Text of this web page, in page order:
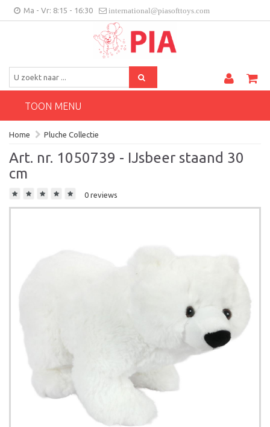
Ma - Vr: 8:15 - 16:30 international@piasofttoys.com
Klantenfeedback
BE/NL
TOON MENU
Home Pluche Collectie
Art. nr. 1050739 - IJsbeer staand 30
cm
0 reviews